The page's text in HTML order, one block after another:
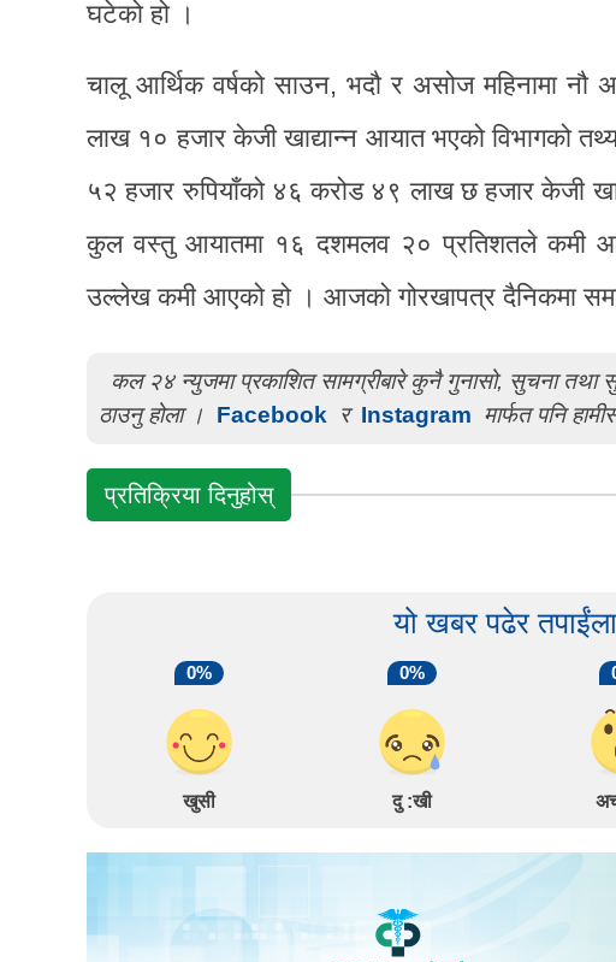
घटेको हो ।
चालू आर्थिक वर्षको साउन, भदौ र असोज महिनामा
लाख १० हजार केजी खाद्यान्न आयात भएको विभागको
५२ हजार रुपियाँको ४६ करोड ४९ लाख छ हजार केजी
कुल वस्तु आयातमा १६ दशमलव २० प्रतिशतले कमी
उल्लेख कमी आएको हो । आजको गोरखापत्र दैनिकमा
कल २४ न्युजमा प्रकाशित सामग्रीबारे कुनै गुनासो, सुचना तथा
ठाउनु होला ।
Facebook र Instagram मार्फत पनि
प्रतिक्रिया दिनुहोस्
यो खबर पढेर
0%
खुसी
0%
दु :खी